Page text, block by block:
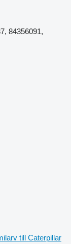
84356091,
till Caterpillar